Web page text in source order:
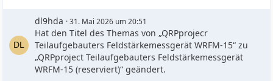
dl9hda 31. Mai 2026 um 20:51
Hat den Titel des Themas von „QRPprojecr
Teilaufgebauters Feldstärkemessgerät WRFM-15“ zu
„QRPproject Teilaufgebauters Feldstärkemessgerät
WRFM-15 (reserviert)“ geändert.